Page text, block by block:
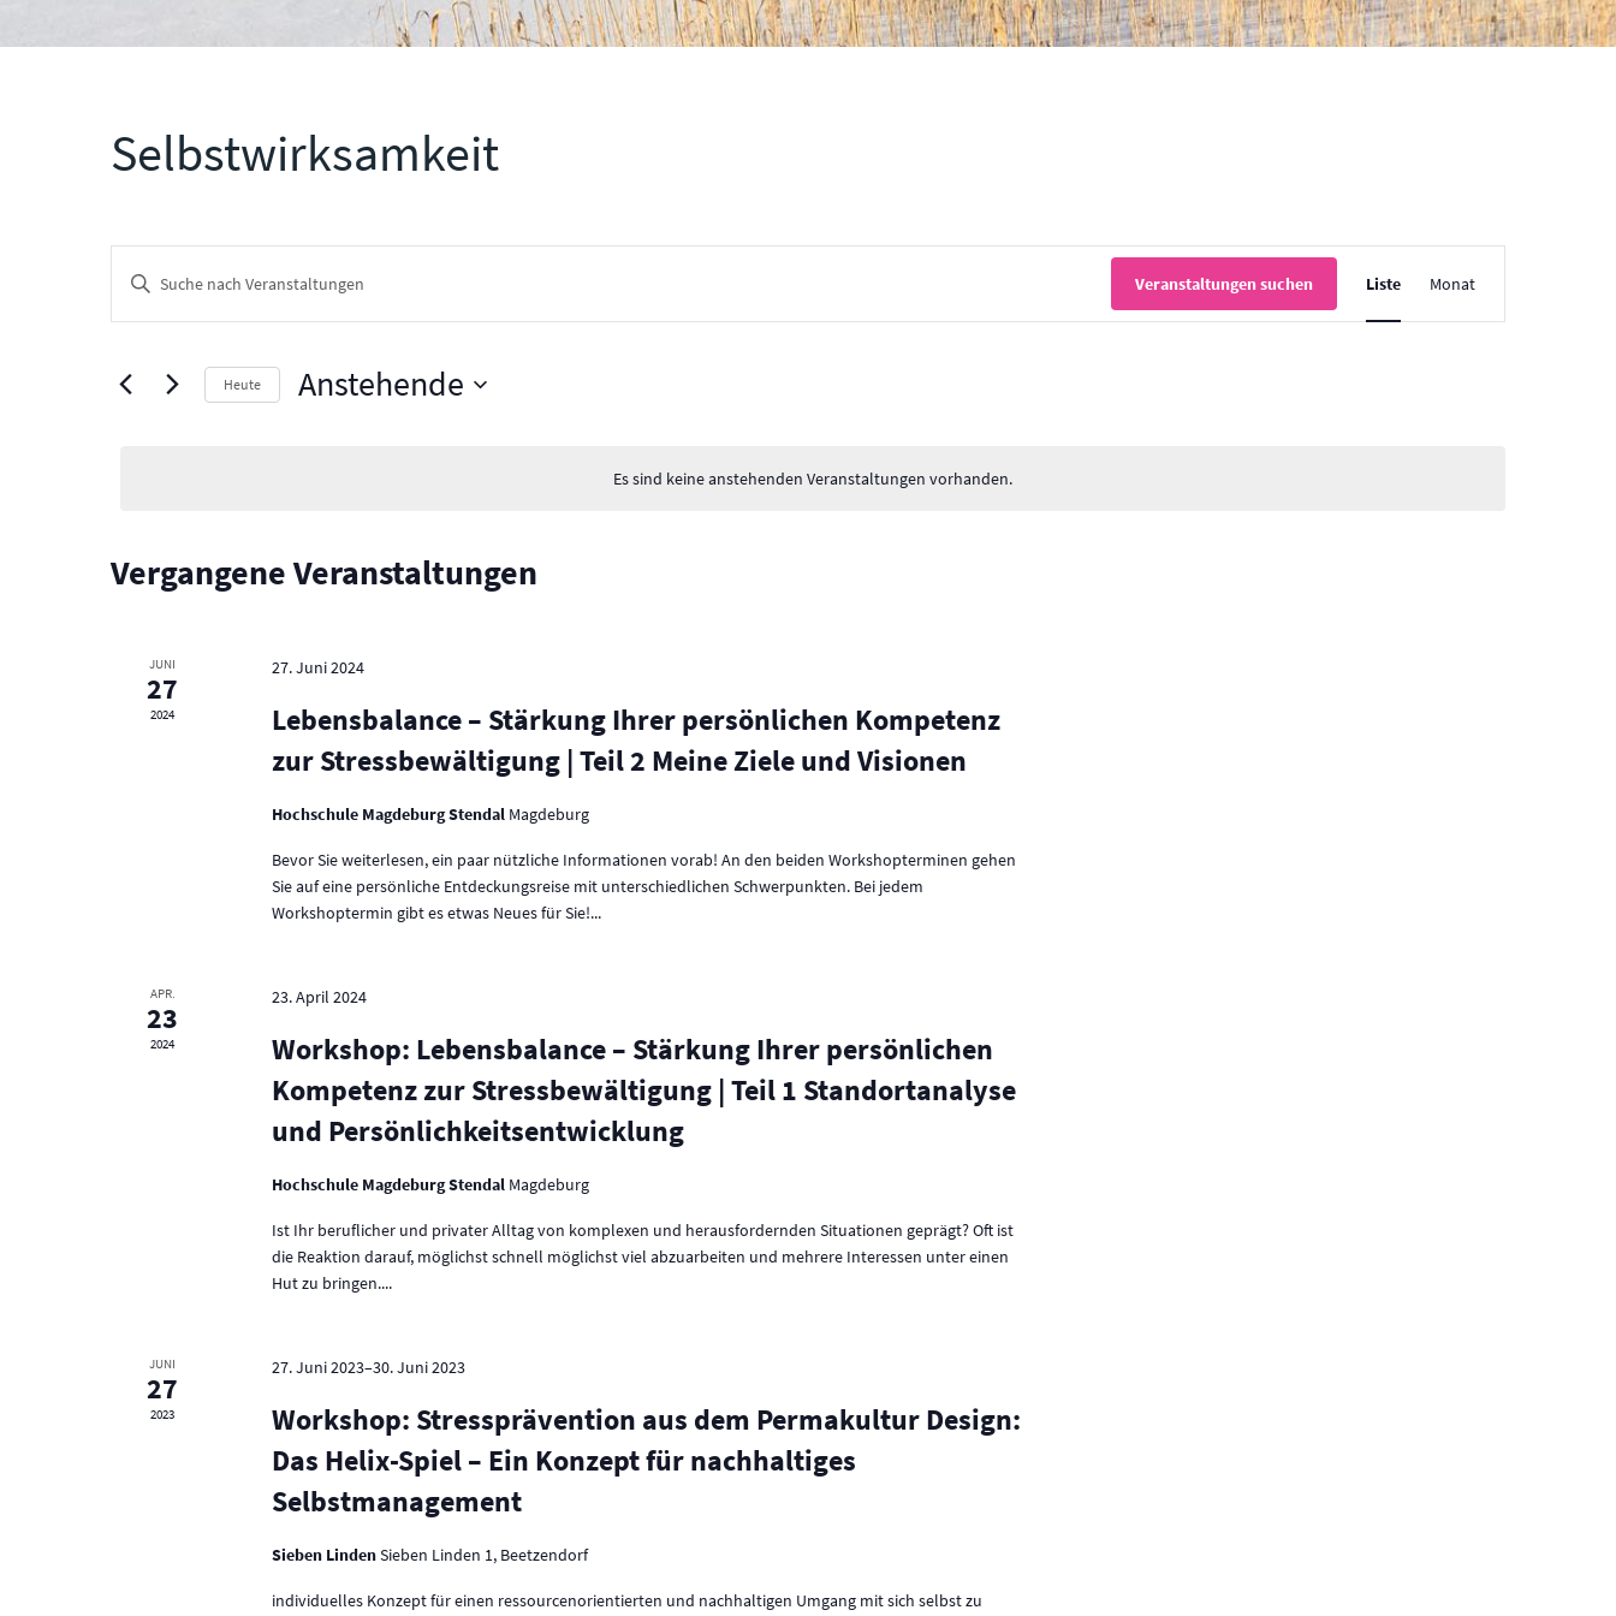
Selbstwirksamkeit
Es sind keine anstehenden Veranstaltungen vorhanden.
Suche
Ansichten,
Navigation
Bitte
Schlüsselwort
Suche
Veranstaltungen suchen
Ansichten-
Liste Monat
Heute Anstehende
Vergangene Veranstaltungen
JUNI
27
2024
27. Juni 2024
Lebensbalance – Stärkung Ihrer persönlichen Kompetenz
zur Stressbewältigung | Teil 2 Meine Ziele und Visionen
Hochschule Magdeburg Stendal Magdeburg
Bevor Sie weiterlesen, ein paar nützliche Informationen vorab! An den beiden Workshopterminen gehen
Sie auf eine persönliche Entdeckungsreise mit unterschiedlichen Schwerpunkten. Bei jedem
Workshoptermin gibt es etwas Neues für Sie!...
APR.
23
2024
23. April 2024
Workshop: Lebensbalance – Stärkung Ihrer persönlichen
Kompetenz zur Stressbewältigung | Teil 1 Standortanalyse
und Persönlichkeitsentwicklung
Hochschule Magdeburg Stendal Magdeburg
Ist Ihr beruflicher und privater Alltag von komplexen und herausfordernden Situationen geprägt? Oft ist
die Reaktion darauf, möglichst schnell möglichst viel abzuarbeiten und mehrere Interessen unter einen
Hut zu bringen....
JUNI
27
2023
27. Juni 2023–30. Juni 2023
Workshop: Stressprävention aus dem Permakultur Design:
Das Helix-Spiel – Ein Konzept für nachhaltiges
Selbstmanagement
Sieben LindenSieben Linden 1, Beetzendorf
individuelles Konzept für einen ressourcenorientierten und nachhaltigen Umgang mit sich selbst zu